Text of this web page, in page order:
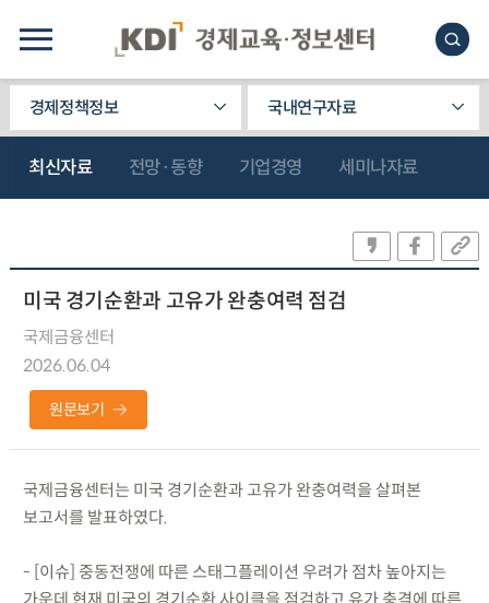
경제정책정보 국내연구자료
최신자료 전망·동향 기업경영 세미나자료
미국 경기순환과 고유가 완충여력 점검
국제금융센터
2026.06.04
원문보기
국제금융센터는 미국 경기순환과 고유가 완충여력을 살펴본
보고서를 발표하였다.
- [이슈] 중동전쟁에 따른 스태그플레이션 우려가 점차 높아지는
가운데 현재 미국의 경기순환 사이클을 점검하고 유가 충격에 따른